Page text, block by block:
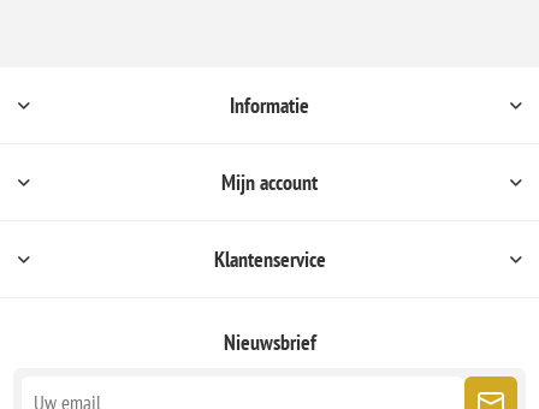
Informatie
Mijn account
Klantenservice
Nieuwsbrief